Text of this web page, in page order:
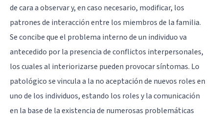
de cara a observar y, en caso necesario, modificar, los
patrones de interacción entre los miembros de la familia.
Se concibe que el problema interno de un individuo va
antecedido por la presencia de conflictos interpersonales,
los cuales al interiorizarse pueden provocar síntomas. Lo
patológico se vincula a la no aceptación de nuevos roles en
uno de los individuos, estando los roles y la comunicación
en la base de la existencia de numerosas problemáticas